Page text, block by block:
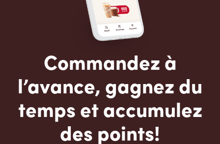
Commandez à
l’avance, gagnez du
temps et accumulez
des points!